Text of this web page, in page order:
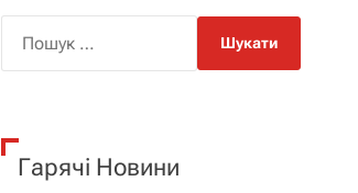
о
к
Гарячі Новини